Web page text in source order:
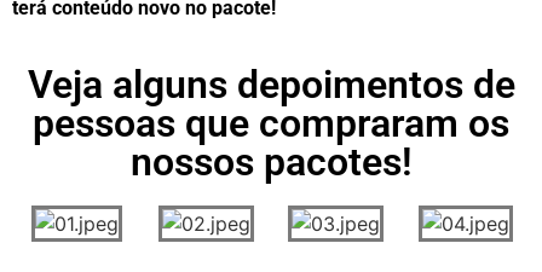
terá conteúdo novo no pacote!
Veja alguns depoimentos de
pessoas que compraram os
nossos pacotes!